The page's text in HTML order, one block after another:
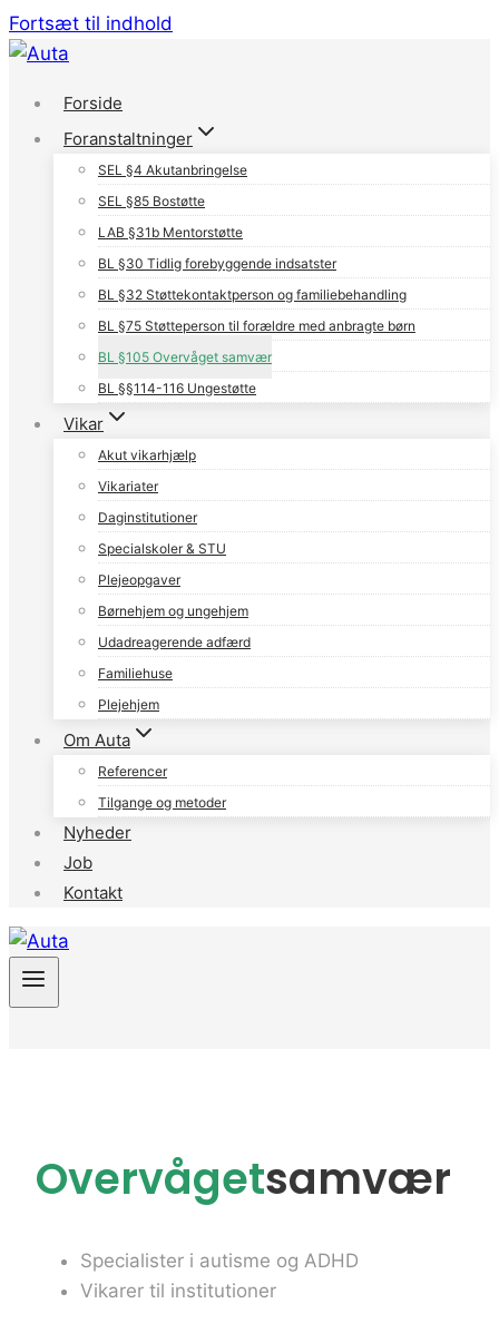
Fortsæt til indhold
Forside
Foranstaltninger
SEL §4 Akutanbringelse
SEL §85 Bostøtte
LAB §31b Mentorstøtte
BL §30 Tidlig forebyggende indsatster
BL §32 Støttekontaktperson og familiebehandling
BL §75 Støtteperson til forældre med anbragte børn
BL §105 Overvåget samvær
BL §§114-116 Ungestøtte
Vikar
Akut vikarhjælp
Vikariater
Daginstitutioner
Specialskoler & STU
Plejeopgaver
Børnehjem og ungehjem
Udadreagerende adfærd
Familiehuse
Plejehjem
Om Auta
Referencer
Tilgange og metoder
Nyheder
Job
Kontakt
Overvågetsamvær
Specialister i autisme og ADHD
Vikarer til institutioner